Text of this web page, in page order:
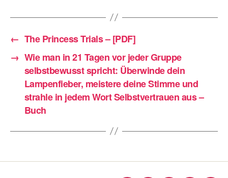
← The Princess Trials – [PDF]
→ Wie man in 21 Tagen vor jeder Gruppe
selbstbewusst spricht: Überwinde dein
Lampenfieber, meistere deine Stimme und
strahle in jedem Wort Selbstvertrauen aus –
Buch